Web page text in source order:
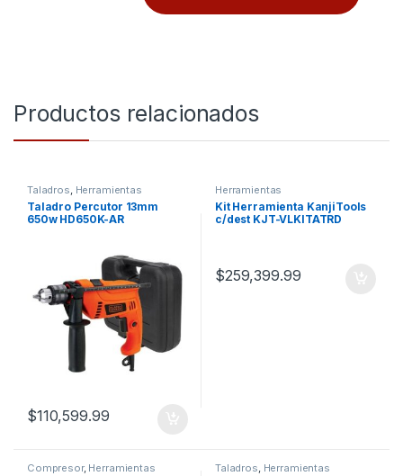
Productos relacionados
Taladros, Herramientas
Taladro Percutor 13mm
650w HD650K-AR
$110,599.99
Herramientas
Kit Herramienta KanjiTools
c/dest KJT-VLKITATRD
$259,399.99
Compresor, Herramientas Taladros, Herramientas